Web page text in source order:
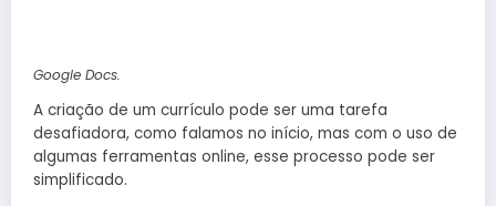
Google Docs.
A criação de um currículo pode ser uma tarefa
desafiadora, como falamos no início, mas com o uso de
algumas ferramentas online, esse processo pode ser
simplificado.